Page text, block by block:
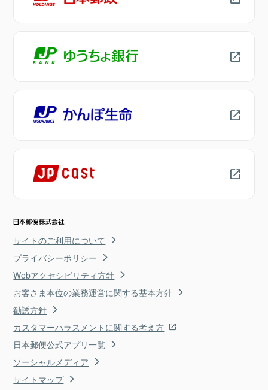
サイトのご利用について
プライバシーポリシー
Webアクセシビリティ方針
お客さま本位の業務運営に関する基本方針
勧誘方針
カスタマーハラスメントに関する考え方
日本郵便公式アプリ一覧
ソーシャルメディア
サイトマップ